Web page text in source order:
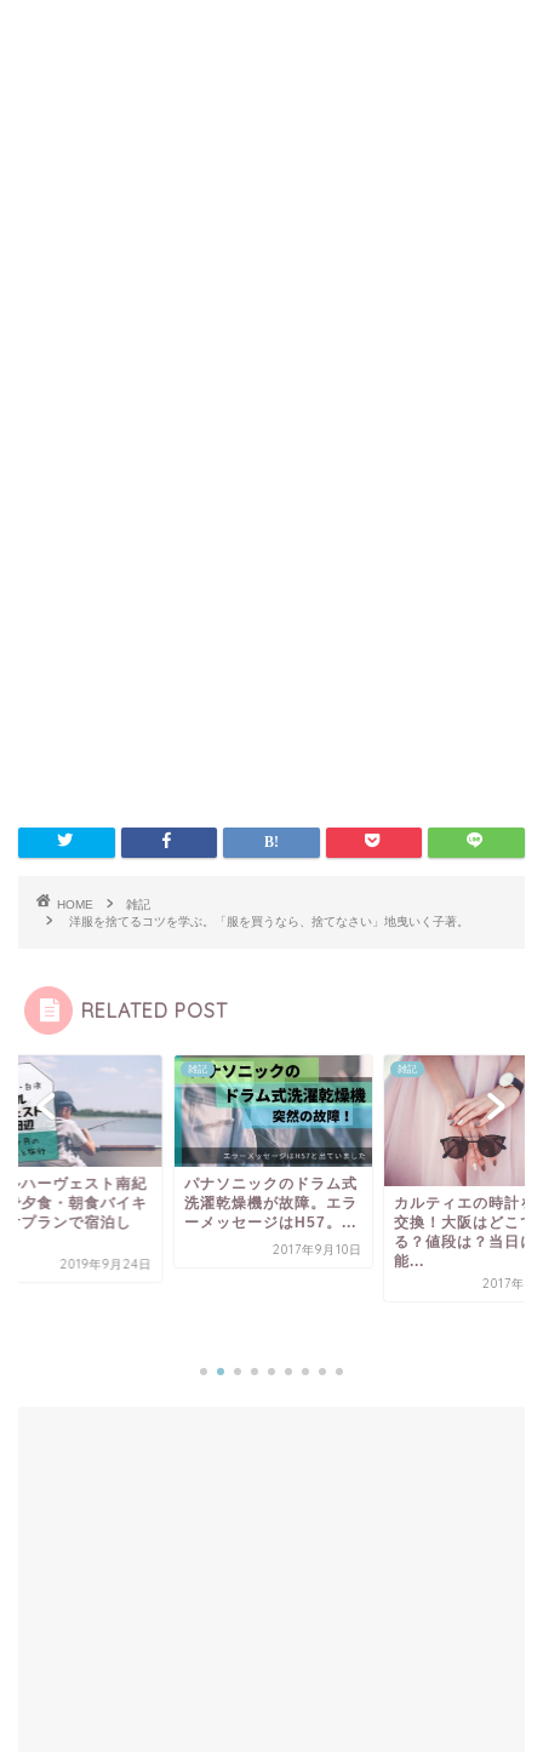
HOME
雑記
洋服を捨てるコツを学ぶ。「服を買うなら、捨てなさい」地曳いく子著。
RELATED POST
ルハーヴェスト南紀
で夕食・朝食バイキ
付プランで宿泊し
2019年9月24日
雑記
パナソニックのドラム式
洗濯乾燥機が故障。エラ
ーメッセージはH57。...
2017年9月10日
雑記
カルティエの時計を
交換！大阪はどこで
る？値段は？当日に
能...
2017年10